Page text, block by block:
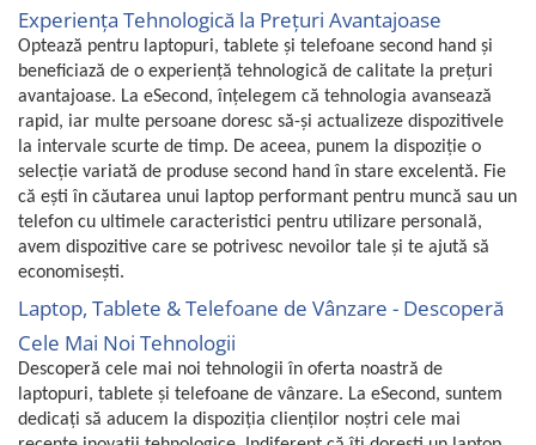
Experiența Tehnologică la Prețuri Avantajoase
Optează pentru laptopuri, tablete și telefoane second hand și
beneficiază de o experiență tehnologică de calitate la prețuri
avantajoase. La eSecond, înțelegem că tehnologia avansează
rapid, iar multe persoane doresc să-și actualizeze dispozitivele
la intervale scurte de timp. De aceea, punem la dispoziție o
selecție variată de produse second hand în stare excelentă. Fie
că ești în căutarea unui laptop performant pentru muncă sau un
telefon cu ultimele caracteristici pentru utilizare personală,
avem dispozitive care se potrivesc nevoilor tale și te ajută să
economisești.
Laptop, Tablete & Telefoane de Vânzare - Descoperă
Cele Mai Noi Tehnologii
Descoperă cele mai noi tehnologii în oferta noastră de
laptopuri, tablete și telefoane de vânzare. La eSecond, suntem
dedicați să aducem la dispoziția clienților noștri cele mai